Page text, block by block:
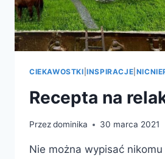
CIEKAWOSTKI |INSPIRACJE
Recepta na
Przezdominika 30 marca 2021
Nie można wypisać